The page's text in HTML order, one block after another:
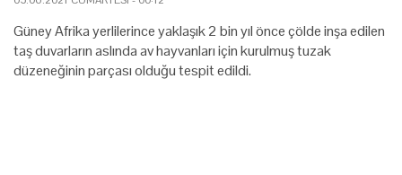
Güney Afrika yerlilerince yaklaşık 2 bin yıl önce çölde inşa edilen
taş duvarların aslında av hayvanları için kurulmuş tuzak
düzeneğinin parçası olduğu tespit edildi.